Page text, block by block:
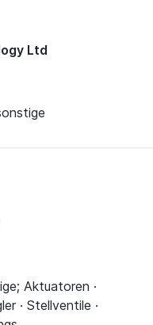
Ltd
Aktuatoren ·
· Stellventile ·